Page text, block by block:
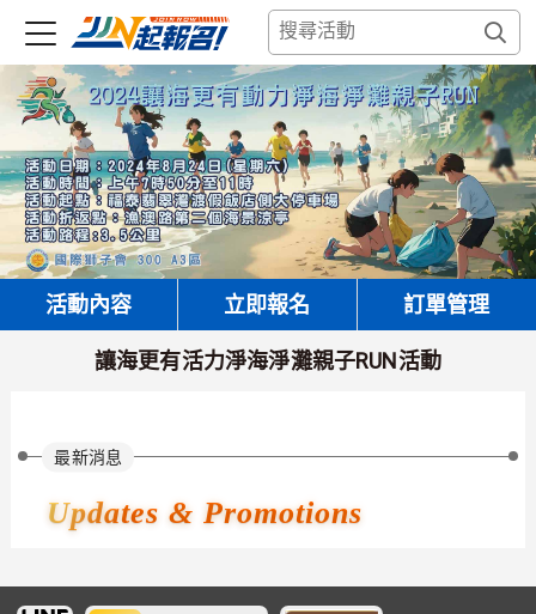
活動內容 立即報名 訂單管理
讓海更有活力淨海淨灘親子RUN活動
最新消息
Updates & Promotions